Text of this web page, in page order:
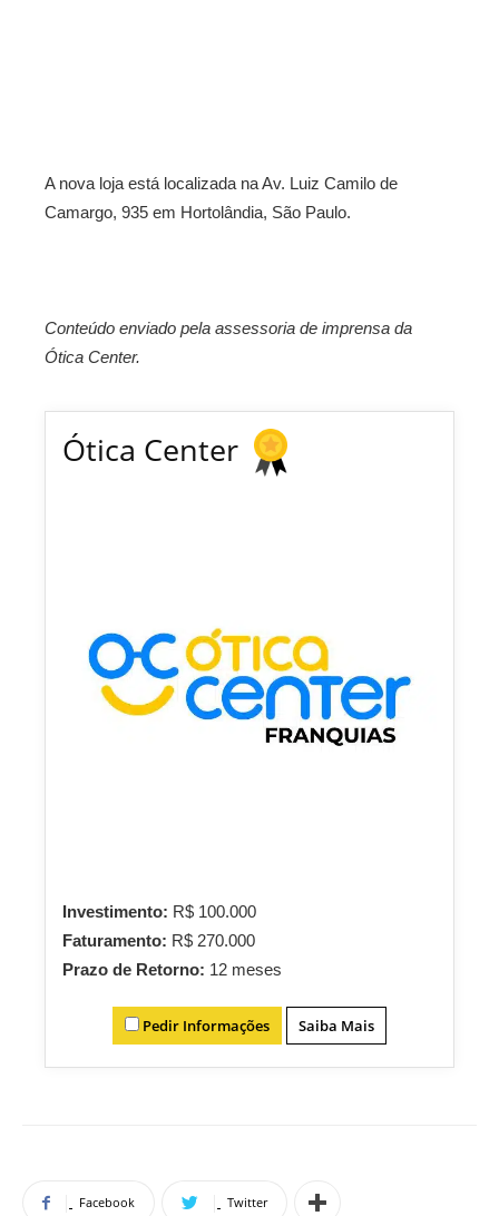
A nova loja está localizada na Av. Luiz Camilo de
Camargo, 935 em Hortolândia, São Paulo.
Conteúdo enviado pela assessoria de imprensa da
Ótica Center.
Ótica Center
Investimento: R$ 100.000
Faturamento: R$ 270.000
Prazo de Retorno: 12 meses
Pedir Informações Saiba Mais
Facebook Twitter